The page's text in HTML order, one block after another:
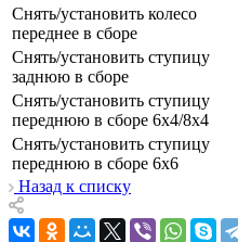
Снять/установить колесо
переднее в сборе
Снять/установить ступицу
заднюю в сборе
Снять/установить ступицу
переднюю в сборе 6х4/8х4
Снять/установить ступицу
переднюю в сборе 6х6
Назад к списку